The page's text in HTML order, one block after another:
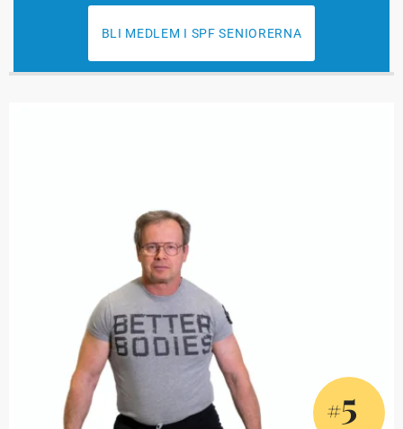
BLI MEDLEM I SPF SENIORERNA
#5